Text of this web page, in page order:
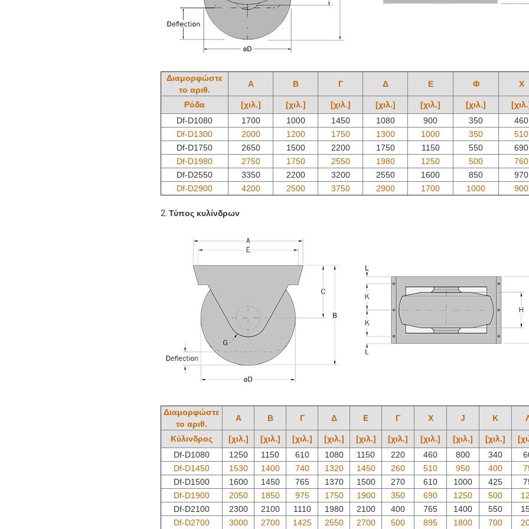
Διαμορφώστε
το αριθ.
Α Β Γ Δ Ε Φ Χ
Ρόδα [χιλ.] [χιλ.] [χιλ.] [χιλ.] [χιλ.] [χιλ.]
Df-D1080
1700 1000 1450 1080 900 350
460
Df-D1300
2000 1200 1750 1300 1000 350
510
Df-D1750
2650 1500 2200 1750 1150 550
690
Df-D1980
2750 1750 2550 1980 1250 500
760
Df-D2550
3350 2200 3200 2550 1600 850
970
Df-D2900
4200 2500 3750 2900 1700 1000 900
2. Τύπος κυλίνδρων
Διαμορφώστε
το αριθ.
Α Β Γ Δ Ε Γ Χ J Κ
Κύλινδρος [χιλ.] [χιλ.] [χιλ.] [χιλ.] [χιλ.] [χιλ.] [χιλ.] [χιλ.] [χιλ.]
Df-D1080
1250 1150 610 1080 1150 220 460 800 340
Df-D1450
1530 1400 740 1320 1450 260 510 950 400
Df-D1500
1600 1450 765 1370 1500 270 610 1000 425
Df-D1900
2050 1850 975 1750 1900 350 690 1250 500
Df-D2100
2300 2100 1110 1980 2100 400 765 1400 550
Df-D2700
3000 2700 1425 2550 2700 500 895 1800 700